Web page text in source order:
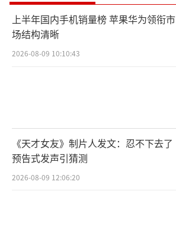
上半年国内手机销量榜 苹果华为领衔市
场结构清晰
2026-08-09 10:10:43
《天才女友》制片人发文：忍不下去了
预告式发声引猜测
2026-08-09 12:06:20